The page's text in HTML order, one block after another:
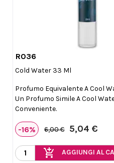
R036
Cold Water 33 Ml
Profumo Equivalente A Cool
Un Profumo Simile A Cool
Conveniente.
-16% 6,00 € 5,04 €
add_shopping_cart AGGIUNGI AL